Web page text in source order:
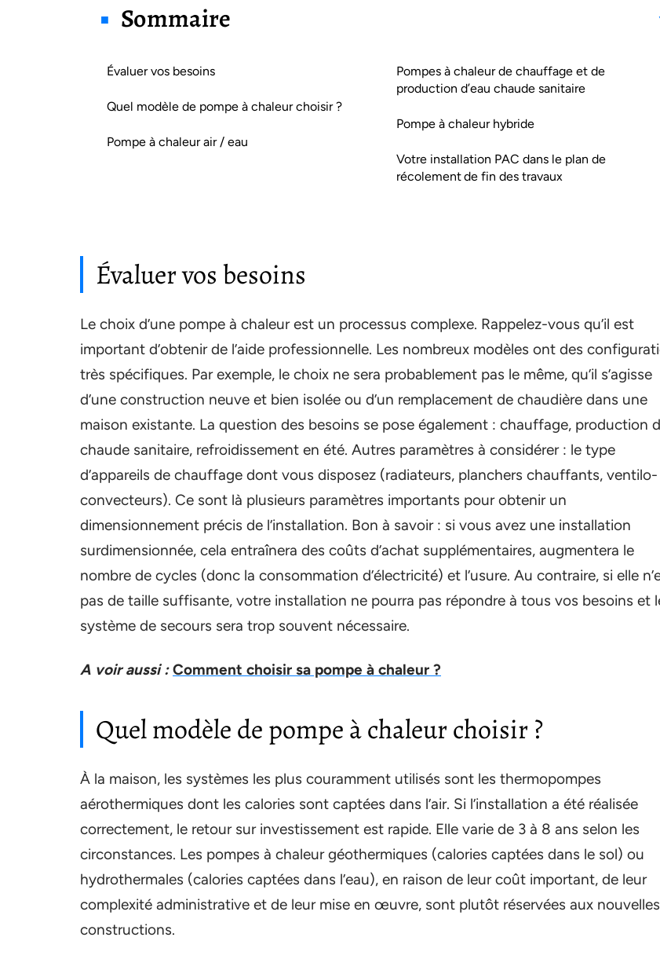
Sommaire
Évaluer vos besoins
Quel modèle de pompe à chaleur choisir ?
Pompe à chaleur air / eau
Pompes à chaleur de chauffage et de
production d’eau chaude sanitaire
Pompe à chaleur hybride
Votre installation PAC dans le plan de
récolement de fin des travaux
Évaluer vos besoins
Le choix d’une pompe à chaleur est un processus complexe. Rappelez-vous qu’il est
important d’obtenir de l’aide professionnelle. Les nombreux modèles ont des
très spécifiques. Par exemple, le choix ne sera probablement pas le même, qu’il s’agisse
d’une construction neuve et bien isolée ou d’un remplacement de chaudière dans une
maison existante. La question des besoins se pose également : chauffage, production
chaude sanitaire, refroidissement en été. Autres paramètres à considérer : le type
d’appareils de chauffage dont vous disposez (radiateurs, planchers chauffants, ventilo-
convecteurs). Ce sont là plusieurs paramètres importants pour obtenir un
dimensionnement précis de l’installation. Bon à savoir : si vous avez une installation
surdimensionnée, cela entraînera des coûts d’achat supplémentaires, augmentera le
nombre de cycles (donc la consommation d’électricité) et l’usure. Au contraire, si elle
pas de taille suffisante, votre installation ne pourra pas répondre à tous vos besoins et
système de secours sera trop souvent nécessaire.
A voir aussi : Comment choisir sa pompe à chaleur ?
Quel modèle de pompe à chaleur choisir ?
À la maison, les systèmes les plus couramment utilisés sont les thermopompes
aérothermiques dont les calories sont captées dans l’air. Si l’installation a été réalisée
correctement, le retour sur investissement est rapide. Elle varie de 3 à 8 ans selon les
circonstances. Les pompes à chaleur géothermiques (calories captées dans le sol) ou
hydrothermales (calories captées dans l’eau), en raison de leur coût important, de leur
complexité administrative et de leur mise en œuvre, sont plutôt réservées aux nouvelles
constructions.